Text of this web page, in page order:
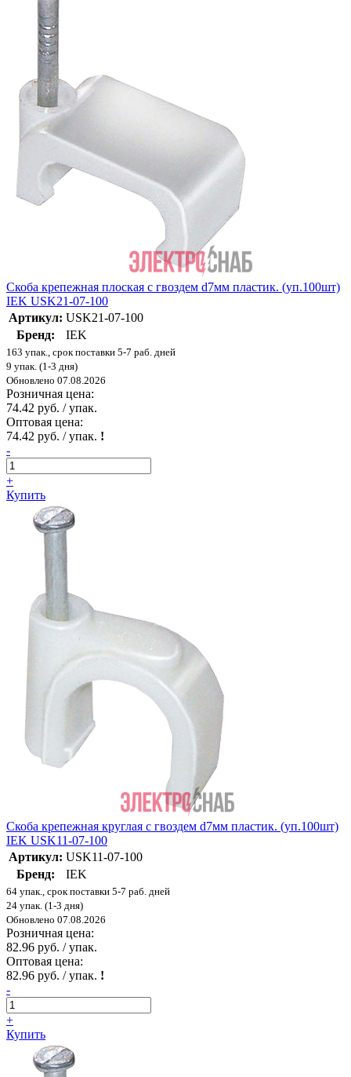
Скоба крепежная плоская с гвоздем d7мм пластик. (уп.100шт)
IEK USK21-07-100
Артикул: USK21-07-100
Бренд:
IEK
163 упак., срок поставки 5-7 раб. дней
9 упак. (1-3 дня)
Обновлено 07.08.2026
Розничная цена:
74.42 руб. / упак.
Оптовая цена:
74.42 руб. / упак. !
-
+
Купить
Скоба крепежная круглая с гвоздем d7мм пластик. (уп.100шт)
IEK USK11-07-100
Артикул: USK11-07-100
Бренд:
IEK
64 упак., срок поставки 5-7 раб. дней
24 упак. (1-3 дня)
Обновлено 07.08.2026
Розничная цена:
82.96 руб. / упак.
Оптовая цена:
82.96 руб. / упак. !
-
+
Купить